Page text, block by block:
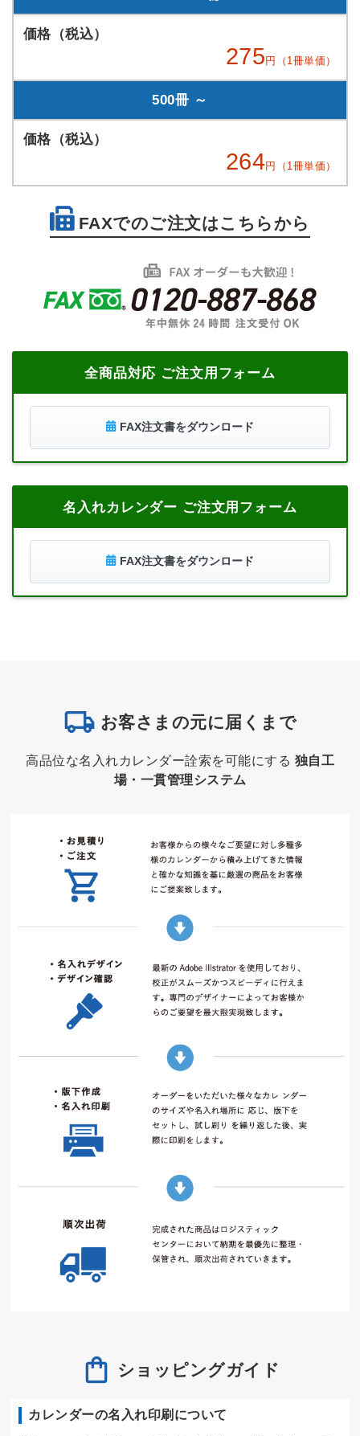
275 円（1冊単価）
500冊 ～
264円（1冊単価）
FAXでのご注文はこちらから
全商品対応 ご注文用フォーム
FAX注文書をダウンロード
名入れカレンダー ご注文用フォーム
FAX注文書をダウンロード
お客さまの元に届くまで
高品位な名入れカレンダー詮索を可能にする 独自工
場・一貫管理システム
ショッピングガイド
カレンダーの名入れ印刷について